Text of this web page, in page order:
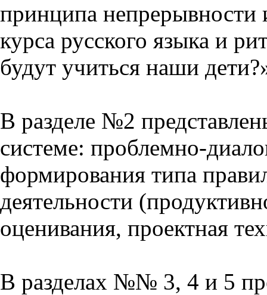
принципа непрерывности
курса русского языка и
будут учиться наши
В разделе №2
системе: проблемно-
формирования типа
деятельности
оценивания, проектная
В разделах №№ 3, 4 и 5